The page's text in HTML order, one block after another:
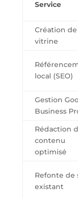
Service
Création
vitrine
local (SEO)
Gestion
Business
Rédaction
contenu
optimisé
Refonte de
existant